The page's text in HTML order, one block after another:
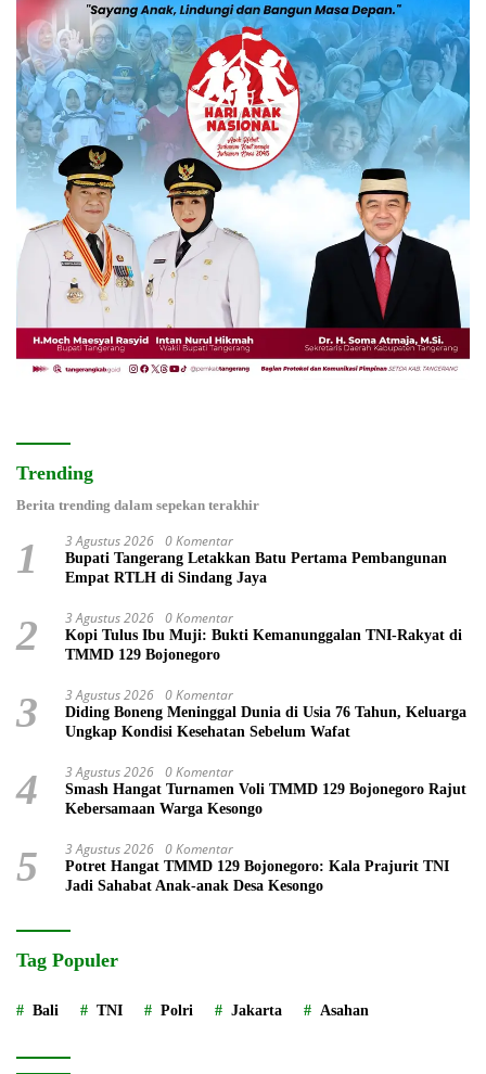
Trending
Berita trending dalam sepekan terakhir
1 3 Agustus 2026 0 Komentar
Bupati Tangerang Letakkan Batu Pertama Pembangunan
Empat RTLH di Sindang Jaya
2 3 Agustus 2026 0 Komentar
Kopi Tulus Ibu Muji: Bukti Kemanunggalan TNI-Rakyat di
TMMD 129 Bojonegoro
3 3 Agustus 2026 0 Komentar
Diding Boneng Meninggal Dunia di Usia 76 Tahun, Keluarga
Ungkap Kondisi Kesehatan Sebelum Wafat
4 3 Agustus 2026 0 Komentar
Smash Hangat Turnamen Voli TMMD 129 Bojonegoro Rajut
Kebersamaan Warga Kesongo
5 3 Agustus 2026 0 Komentar
Potret Hangat TMMD 129 Bojonegoro: Kala Prajurit TNI
Jadi Sahabat Anak-anak Desa Kesongo
Tag Populer
Bali TNI Polri Jakarta Asahan